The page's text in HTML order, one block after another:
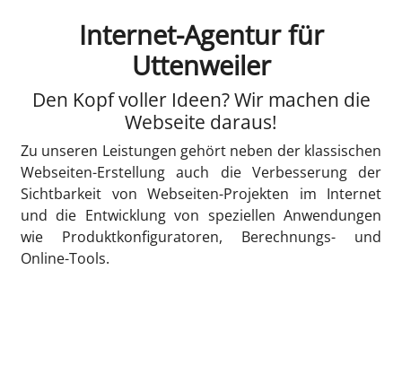
Internet-Agentur für
Uttenweiler
Den Kopf voller Ideen? Wir machen die
Webseite daraus!
Zu unseren Leistungen gehört neben der klassischen
Webseiten-Erstellung auch die Verbesserung der
Sichtbarkeit von Webseiten-Projekten im Internet
und die Entwicklung von speziellen Anwendungen
wie Produktkonfiguratoren, Berechnungs- und
Online-Tools.